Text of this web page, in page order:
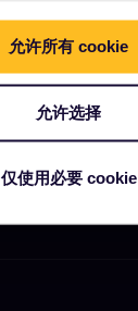
允许所有 cookie
允许选择
仅使用必要 cookie